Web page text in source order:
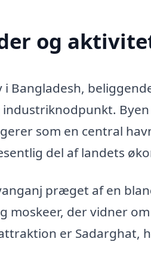
og
i Bangladesh,
som en central
del af landets
præget af en
moskeer, der vidner
er Sadarghat,